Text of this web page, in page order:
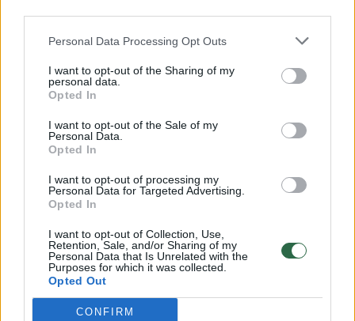
Personal Data Processing Opt Outs
I want to opt-out of the Sharing of my
personal data.
Opted In
I want to opt-out of the Sale of my
Personal Data.
Opted In
I want to opt-out of processing my
Personal Data for Targeted Advertising.
Opted In
I want to opt-out of Collection, Use,
Retention, Sale, and/or Sharing of my
Personal Data that Is Unrelated with the
Purposes for which it was collected.
Opted Out
CONFIRM
Lietuvos diena Kriminalai
leisgyvis 14-metis buvo numestas
prie sąvartyno ir paliktas mirti
Istorijos, sukrėtusios Lietuvą (2)